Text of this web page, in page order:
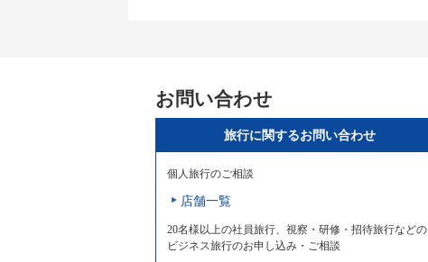
お問い合わせ
旅行に関するお問い合わせ
個人旅行のご相談
店舗一覧
20名様以上の社員旅行、視察・研修・招待旅行などの
ビジネス旅行のお申し込み・ご相談